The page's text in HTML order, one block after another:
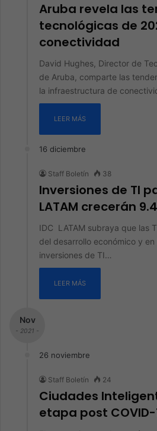
Aruba revela las
tecnológicas de
conectividad
David Hughes, Director de
de Aruba, comparte las
la infraestructura de
LEER MÁS
16 diciembre
Staff Boletín 38
Inversiones de TI
LATAM crecerán
IDC LATAM subraya que las
del desarrollo económico y en
inversiones de TI…
LEER MÁS
Nov
- 2021 -
26 noviembre
Staff Boletín 24
Ciudades
etapa post COVID-